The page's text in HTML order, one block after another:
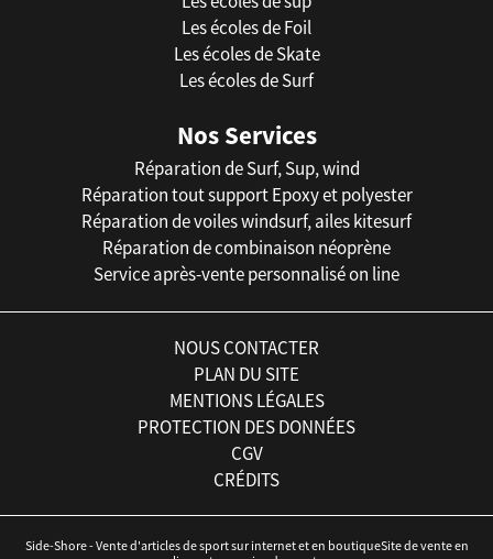
Les écoles de Foil
Les écoles de Skate
Les écoles de Surf
Nos Services
Réparation de Surf, Sup, wind
Réparation tout support Epoxy et polyester
Réparation de voiles windsurf, ailes kitesurf
Réparation de combinaison néoprène
Service après-vente personnalisé on line
NOUS CONTACTER
PLAN DU SITE
MENTIONS LÉGALES
PROTECTION DES DONNÉES
CGV
CRÉDITS
Side-Shore - Vente d'articles de sport sur internet et en boutiqueSite de vente en